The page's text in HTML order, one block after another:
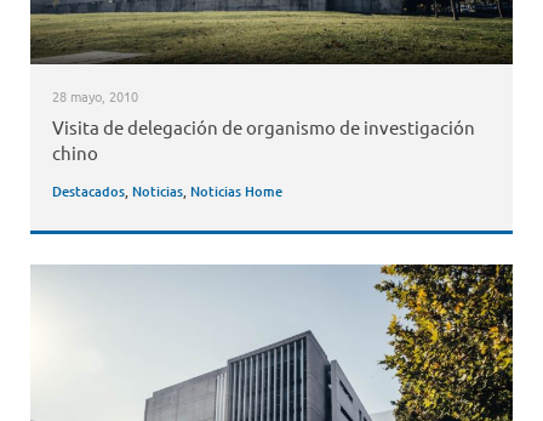
28 mayo, 2010
Visita de delegación de organismo de investigación
chino
Destacados, Noticias, Noticias Home